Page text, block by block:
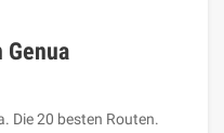
Genua
Die 20 besten Routen.